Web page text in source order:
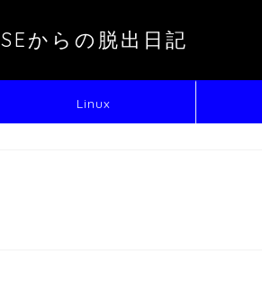
SEからの脱出日記
Linux